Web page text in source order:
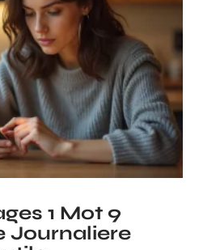
1 Mot 9
Journaliere